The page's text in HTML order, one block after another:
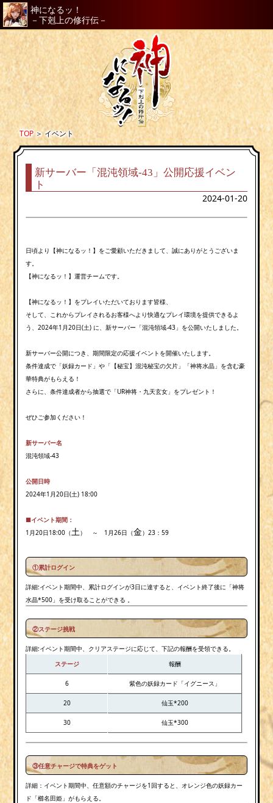
神になるッ！
－下剋上の修行伝－
TOP＞イベント
新サーバー「混沌領域-43」公開応援イベン
ト
2024-01-20
日頃より【神になるッ！】をご愛顧いただきまして、誠にありがとうございま
す。
【神になるッ！】運営チームです。
【神になるッ！】をプレイいただいております皆様、
そして、これからプレイされるお客様へより快適なプレイ環境を提供できるよ
う、2024年1月20日(土) に、新サーバー「混沌領域-43」を公開いたしました。
新サーバー公開につき、期間限定の応援イベントを開催いたします。
条件達成で「妖録カード」や「【秘宝】混沌秘宝の欠片」「神将水晶」を含む豪
華特典がもらえる！
さらに、条件達成者から抽選で「UR神将・九天玄女」をプレゼント！
ぜひご参加ください！
新サーバー名
混沌領域-43
公開日時
2024年1月20日(土) 18:00
■イベント期間 ：
1月20日18:00（土） ～ 1月26日（金）23：59
①累計ログイン
詳細:イベント期間中、累計ログインが3日に達すると、イベント終了後に「神将
水晶*500」を受け取ることができる 。
②ステージ挑戦
詳細:イベント期間中、クリアステージに応じて、下記の報酬を受領できる。
ステージ
報酬
6 紫色の妖録カード「イグニース」
20 仙玉*200
30 仙玉*300
③任意チャージで特典をゲット
詳細：イベント期間中、任意額のチャージを1回すると、オレンジ色の妖録カー
ド「櫛名田姫」がもらえる。